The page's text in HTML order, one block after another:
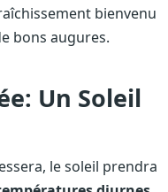
bienvenu
bons augures.
Un Soleil
le soleil prendra